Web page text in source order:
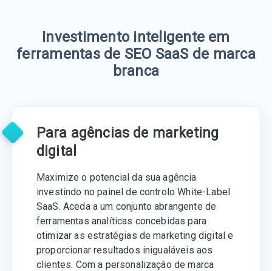
Investimento inteligente em
ferramentas de SEO SaaS de marca
branca
Para agências de marketing
digital
Maximize o potencial da sua agência
investindo no painel de controlo White-Label
SaaS. Aceda a um conjunto abrangente de
ferramentas analíticas concebidas para
otimizar as estratégias de marketing digital e
proporcionar resultados inigualáveis aos
clientes. Com a personalização de marca